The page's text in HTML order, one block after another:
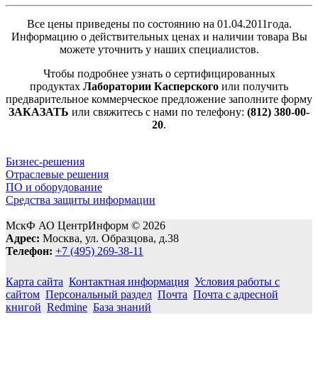
Все цены приведены по состоянию на 01.04.2011года.
Информацию о действительных ценах и наличии товара Вы
можете уточнить у наших специалистов.
Чтобы подробнее узнать о сертифицированных
продуктах Лаборатории Касперского или получить
предварительное коммерческое предложение заполните форму
ЗАКАЗАТЬ или свяжитесь с нами по телефону: (812) 380-00-
20.
Бизнес-решения
Отраслевые решения
ПО и оборудование
Средства защиты информации
МскФ АО ЦентрИнформ © 2026
Адрес: Москва, ул. Образцова, д.38
Телефон: +7 (495) 269-38-11
Карта сайта Контактная информация Условия работы с
сайтом Персональный раздел Почта Почта с адресной
книгой Redmine База знаний